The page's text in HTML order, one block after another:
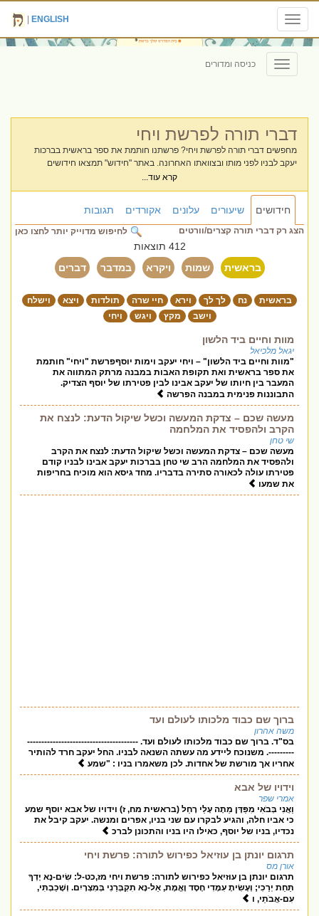
Toggle
navigation
ENGLISH
Toggle
navigation
כניסה ומדורים
דברי תורה לפרשת ויחי
מחפשים דברי תורה לפרשת ויחי? פרשתנו חותמת את ספר בראשית בברכות
יעקב לבניו לפני מותו ובצוואתו האחרונה. באתר "חידוש" תמצאו חידושים
לפרשת ויחי וסיכום של דמויות האבות. ריכזנו עבורכם וורטים וסיפורים על
המשכיות הדורות והכוח המלווה אותנו גם בתוך הגלות, כדי שתסיימו את הספר
קרא עוד...
חידושים שיעורים עלונים אקורדים תגובות
לחיפוש מדוייק יותר לחצו כאן הצג רק דברי תורה קצרים/וורטים
412 תוצאות
בראשית
שמות ויקרא במדבר דברים
בראשית נח לך לך וירא חיי שרה תולדות ויצא
וישלח
וישב
מקץ ויגש ויחי
מוות וחיים ביד הלשון
יגאל מלכיאל
"מוות וחיים ביד הלשון" – ויחי יעקב וימות יוסףפרשת "ויחי" חותמת
את ספר בראשית ואת תקופת האבות במבנה מרתק המתווה את
המעבר בין חיותו של יעקב אבינו לבין פטירתו של יוסף הצדיק.
התבוננות פנימית במבנה הפרשה
מעשה שכם – צדקת המעשה וכשל שיקול הדעת: לנצח את
הקרב ולהפסיד את המלחמה
שי טחן
מעשה שכם – צדקת המעשה וכשל שיקול הדעת: לנצח את הקרב
ולהפסיד את המלחמה הרב שי טחן בברכות יעקב אבינו לבניו קודם
פטירתו עולה לכאורה סתירה בדבריו. מחד גיסא הוא מוכיח בחריפות
את שמעו
ברוך שם כבוד מלכותו לעולם ועד
משה אהרון
בס"ד. ברוך שם כבוד מלכותו לעולם ועד. ---------------------------------------
---------. משנוכח ליידע מה עשתה השנאה לבניו. החל יעקב חרד להותיר
אחריו אך מורשת של אחדות. לכן משאמרו בניו : "שמע
וידויו של אבא
אמרי שפר
וַאֲנִי בְּבֹאִי מִפַּדָּן מֵתָה עָלַי רָחֵל (בראשית מח, ז) וידויו של אבא יוסף שמע
כי אביו חלה, והגיע לבקרו עם שני בניו, אפרים ומנשה. יעקב קיבל את
נכדיו, בניו של יוסף, כאילו היו בניו והתכונן לברכ
תרגום יונתן בן עוזיאל כפירוש לתורה: פרשת ויחי
אורן מס
תרגום יונתן בן עוזיאל כפירוש לתורה: פרשת ויחי מז,כט-ל: שִׂים-נָא יָדְךָ
תַּחַת יְרֵכִי; וְעָשִׂיתָ עִמָּדִי חֶסֶד וֶאֱמֶת, אַל-נָא תִקְבְּרֵנִי בְּמִצְרָיִם. וְשָׁכַבְתִּי,
עִם-אֲבֹתַי, ו